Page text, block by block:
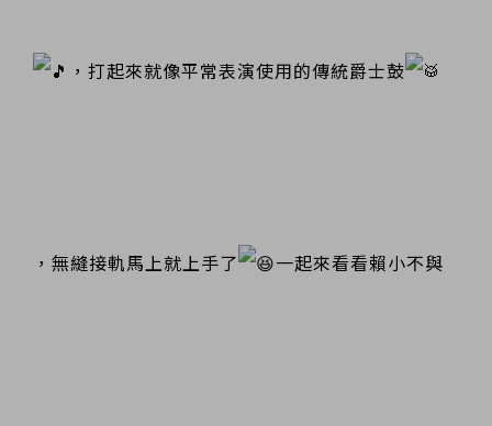
，打起來就像平常表演使用的傳統爵士鼓
，無縫接軌馬上就上手了 一起來看看賴小不與